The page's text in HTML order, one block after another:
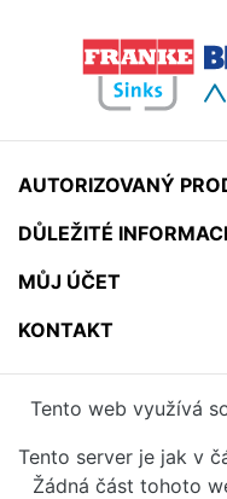
AUTORIZOVANÝ
DŮLEŽITÉ
MŮJ ÚČET
KONTAKT
Tento web využívá
Tento server je jak v
Žádná část tohoto